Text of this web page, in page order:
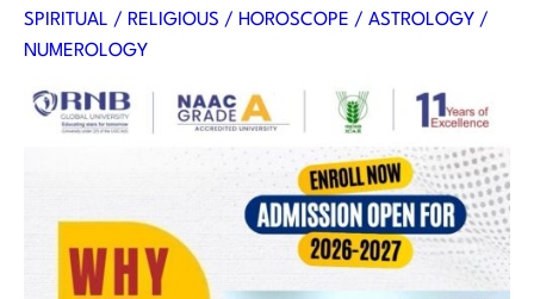
SPIRITUAL / RELIGIOUS / HOROSCOPE / ASTROLOGY /
NUMEROLOGY